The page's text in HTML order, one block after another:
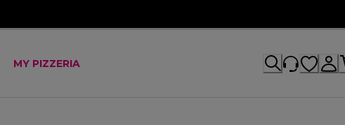
MY PIZZERIA